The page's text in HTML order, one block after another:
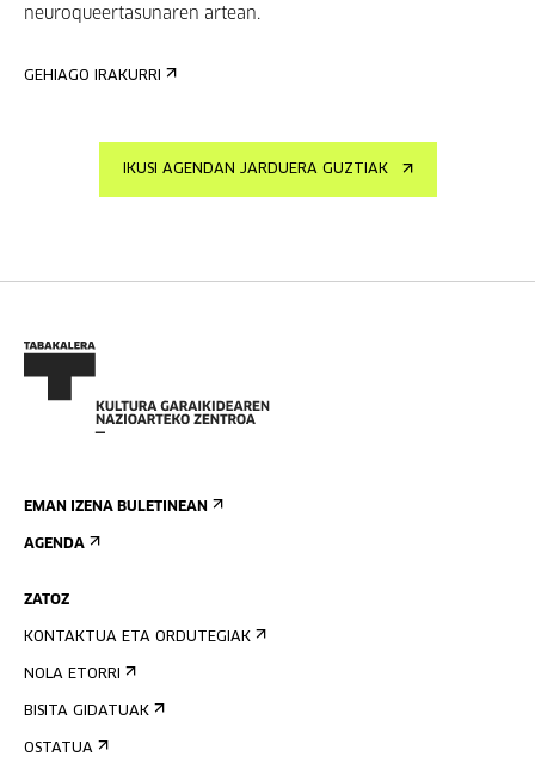
neuroqueertasunaren artean.
GEHIAGO IRAKURRI
IKUSI AGENDAN JARDUERA GUZTIAK
EMAN IZENA BULETINEAN
AGENDA
ZATOZ
KONTAKTUA ETA ORDUTEGIAK
NOLA ETORRI
BISITA GIDATUAK
OSTATUA